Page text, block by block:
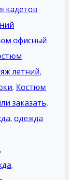
кадетов
офисный
летний,
, Костюм
заказать,
, одежда
,
,